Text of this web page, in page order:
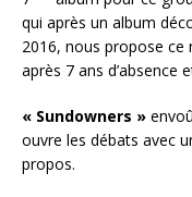
qui après un album
2016, nous propose ce
après 7 ans d’absence
« Sundowners »
ouvre les débats avec
propos.